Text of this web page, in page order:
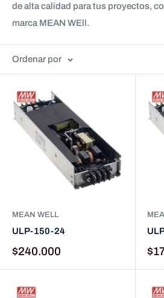
de alta calidad para tus proyectos,
marca MEAN WEll.
Ordenar por
MEAN WELL
ULP-150-24
$240.000